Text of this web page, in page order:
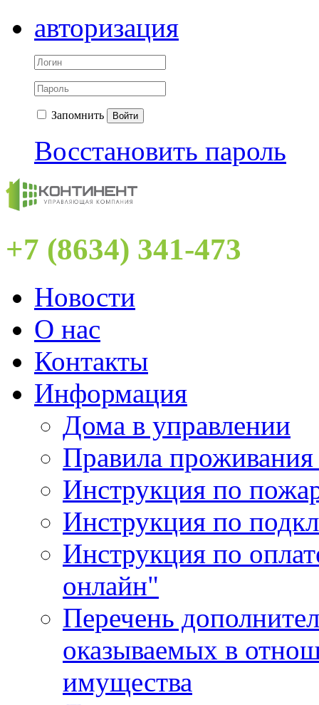
авторизация
Запомнить Войти
Восстановить пароль
+7 (8634) 341-473
Новости
О нас
Контакты
Информация
Дома в управлении
Правила
Инструкция по
Инструкция по
Инструкция по
онлайн"
Перечень
оказываемых в
имущества